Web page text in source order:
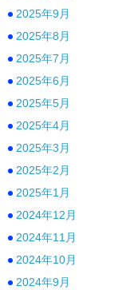
2025年9月
2025年8月
2025年7月
2025年6月
2025年5月
2025年4月
2025年3月
2025年2月
2025年1月
2024年12月
2024年11月
2024年10月
2024年9月